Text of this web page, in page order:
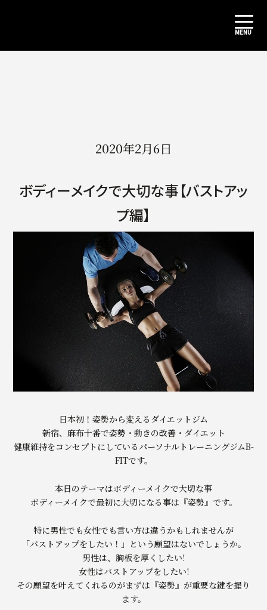
2020年2月6日
ボディーメイクで大切な事【バストアッ
プ編】
日本初！姿勢から変えるダイエットジム
新宿、麻布十番で姿勢・動きの改善・ダイエット
健康維持をコンセプトにしているパーソナルトレーニングジムB-
FITです。
本日のテーマはボディーメイクで大切な事
ボディーメイクで最初に大切になる事は『姿勢』です。
特に男性でも女性でも言い方は違うかもしれませんが
「バストアップをしたい！」という願望はないでしょうか。
男性は、胸板を厚くしたい!
女性はバストアップをしたい!
その願望を叶えてくれるのがまずは『姿勢』が重要な鍵を握り
ます。